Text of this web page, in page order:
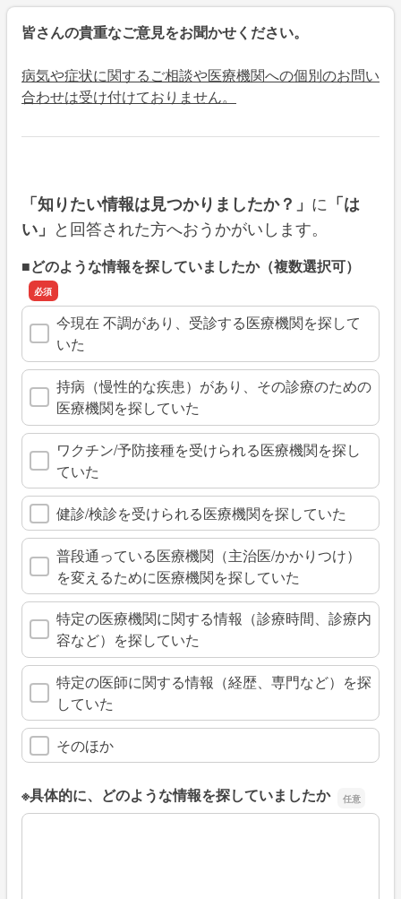
皆さんの貴重なご意見をお聞かせください。
病気や症状に関するご相談や医療機関への個別のお問い
合わせは受け付けておりません。
「知りたい情報は見つかりましたか？」 に 「は
い」 と回答された方へおうかがいします。
■どのような情報を探していましたか（複数選択可）
今現在 不調があり、受診する医療機関を探して
いた
持病（慢性的な疾患）があり、その診療のための
医療機関を探していた
ワクチン/予防接種を受けられる医療機関を探し
ていた
健診/検診を受けられる医療機関を探していた
普段通っている医療機関（主治医/かかりつけ）
を変えるために医療機関を探していた
特定の医療機関に関する情報（診療時間、診療内
容など）を探していた
特定の医師に関する情報（経歴、専門など）を探
していた
そのほか
※具体的に、どのような情報を探していましたか
※具体的に、どのような情報を探していましたか